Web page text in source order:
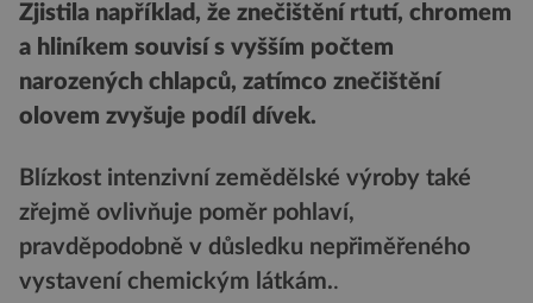
Zjistila například, že znečištění rtutí, chromem
a hliníkem souvisí s vyšším počtem
narozených chlapců, zatímco znečištění
olovem zvyšuje podíl dívek.
Blízkost intenzivní zemědělské výroby také
zřejmě ovlivňuje poměr pohlaví,
pravděpodobně v důsledku nepřiměřeného
vystavení chemickým látkám..